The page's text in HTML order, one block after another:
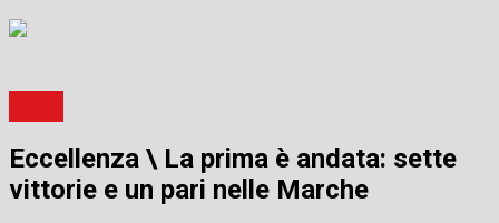
Eccellenza \ La prima è andata: sette
vittorie e un pari nelle Marche